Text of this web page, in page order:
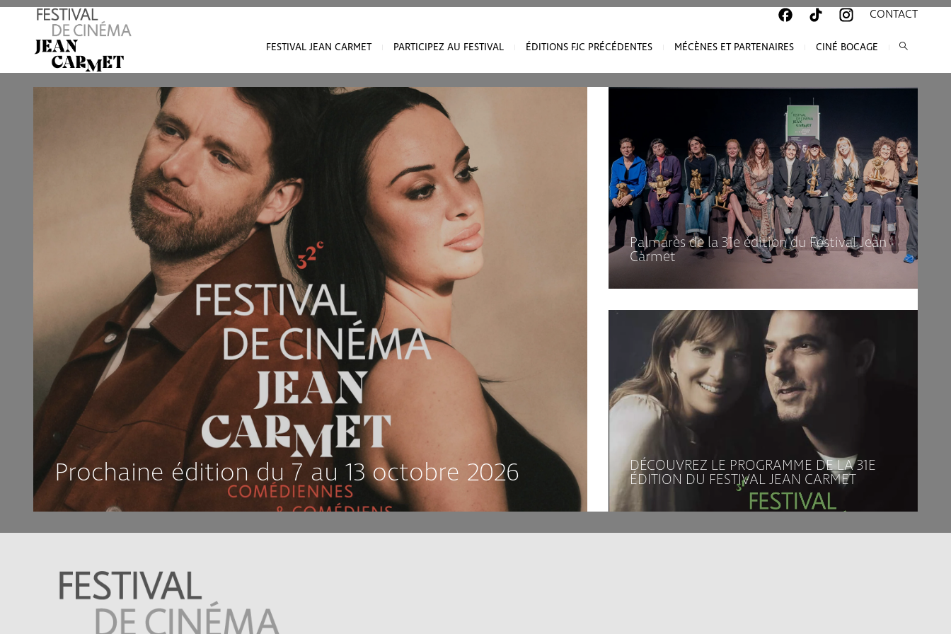
Avant de continuer, contrôlez l'utilisation de vos données personnelles : CONTACT
FESTIVAL JEAN CARMET PARTICIPEZ AU FESTIVAL ÉDITIONS FJC PRÉCÉDENTES MÉCÈNES ET PARTENAIRES CINÉ BOCAGE
Prochaine édition du 7 au 13 octobre 2026
Palmarès de la 31e édition du Festival Jean
Carmet
DÉCOUVREZ LE PROGRAMME DE LA 31E
ÉDITION DU FESTIVAL JEAN CARMET